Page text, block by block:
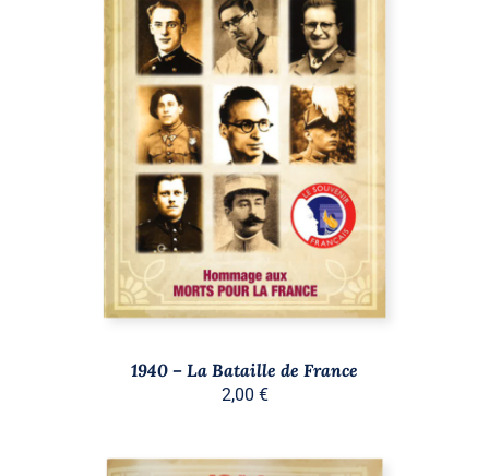
AJOUTER AU PANIER
/
DÉTAILS
1940 – La Bataille de France
2,00 €